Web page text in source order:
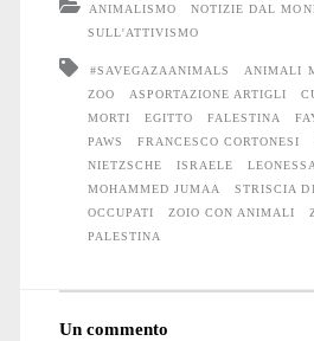
ANIMALISMO NOTIZIE DAL
SULL'ATTIVISMO
#SAVEGAZAANIMALS ANIMALI
ZOO
ASPORTAZIONE ARTIGLI
MORTI
EGITTO FALESTINA
PAWS
FRANCESCO CORTONESI
NIETZSCHE
ISRAELE
MOHAMMED JUMAA
STRISCIA
OCCUPATI
ZOIO CON ANIMALI
PALESTINA
Un commento